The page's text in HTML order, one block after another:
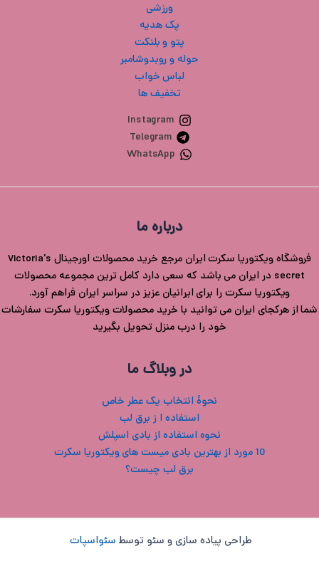
ورزشی
پک هدیه
پتو و بلنکت
حوله و روبدوشامبر
لباس خواب
تخفیف ها
Instagram
Telegram
WhatsApp
درباره ما
فروشگاه ویکتوریا سکرت ایران مرجع خرید محصولات اورجینال Victoria's
secret در ایران می باشد که سعی دارد کامل ترین مجموعه محصولات
ویکتوریا سکرت را برای ایرانیان عزیز در سراسر ایران فراهم آورد.
شما از هرکجای ایران می توانید با خرید محصولات ویکتوریا سکرت سفارشات
خود را درب منزل تحویل بگیرید
در وبلاگ ما
نحوۀ انتخاب یک عطر خاص
استفاده ا ز برق لب
نحوه استفاده از بادی اسپلش
10 مورد از بهترین بادی میست های ویکتوریا سکرت
برق لب چیست؟
طراحی پیاده سازی و سئو توسط سئواسپات